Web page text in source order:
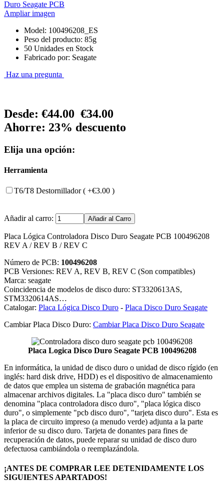
Ampliar imagen
Model: 100496208_ES
Peso del producto: 85g
50 Unidades en Stock
Fabricado por: Seagate
Haz una pregunta
Desde: €44.00 €34.00
Ahorre: 23% descuento
Elija una opción:
Herramienta
T6/T8 Destornillador ( +€3.00 )
Añadir al carro:
Placa Lógica Controladora Disco Duro Seagate PCB 100496208
REV A / REV B / REV C
Número de PCB: 100496208
PCB Versiones: REV A, REV B, REV C (Son compatibles)
Marca: seagate
Coincidencia de modelos de disco duro: ST3320613AS,
STM3320614AS…
Catalogar: Placa Lógica Disco Duro - Placa Disco Duro Seagate
Cambiar Placa Disco Duro: Cambiar Placa Disco Duro Seagate
Placa Logica Disco Duro Seagate PCB 100496208
En informática, la unidad de disco duro o unidad de disco rígido (en
inglés: hard disk drive, HDD) es el dispositivo de almacenamiento
de datos que emplea un sistema de grabación magnética para
almacenar archivos digitales. La "placa disco duro" también se
denomina "placa controladora disco duro", "placa lógica disco
duro", o simplemente "pcb disco duro", "tarjeta disco duro". Esta es
la placa de circuito impreso (a menudo verde) adjunta a la parte
inferior de su disco duro. Tarjeta de donantes para fines de
recuperación de datos, puede reparar su unidad de disco duro
defectuosa cambiándola o reemplazándola.
¡ANTES DE COMPRAR LEE DETENIDAMENTE LOS
SIGUIENTES APARTADOS!